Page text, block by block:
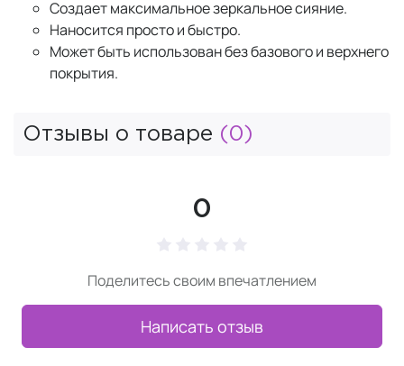
Создает максимальное зеркальное сияние.
Наносится просто и быстро.
Может быть использован без базового и верхнего
покрытия.
Отзывы о товаре (0)
0
Поделитесь своим впечатлением
Написать отзыв